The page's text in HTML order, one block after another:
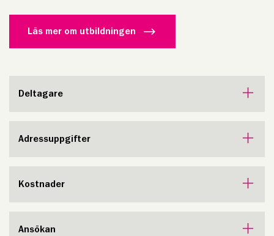
Läs mer om utbildningen
Deltagare
Adressuppgifter
Kostnader
Ansökan